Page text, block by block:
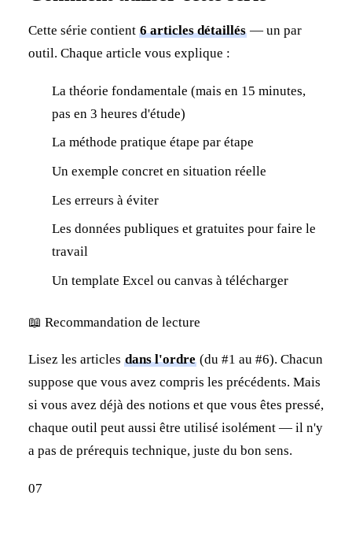
Cette série contient 6 articles détaillés— un par
outil. Chaque article vous explique :
La théorie fondamentale (mais en 15 minutes,
pas en 3 heures d'étude)
La méthode pratique étape par étape
Un exemple concret en situation réelle
Les erreurs à éviter
Les données publiques et gratuites pour faire le
travail
Un template Excel ou canvas à télécharger
📖 Recommandation de lecture
Lisez les articles dans l'ordre(du #1 au #6). Chacun
suppose que vous avez compris les précédents. Mais
si vous avez déjà des notions et que vous êtes pressé,
chaque outil peut aussi être utilisé isolément — il n'y
a pas de prérequis technique, juste du bon sens.
07